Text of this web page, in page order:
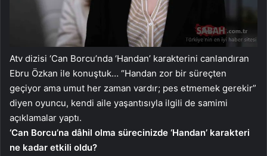
Atv dizisi ‘Can Borcu’nda ‘Handan’ karakterini canlandıran
Ebru Özkan ile konuştuk… “Handan zor bir süreçten
geçiyor ama umut her zaman vardır; pes etmemek gerekir”
diyen oyuncu, kendi aile yaşantısıyla ilgili de samimi
açıklamalar yaptı.
‘Can Borcu’na dâhil olma sürecinizde ‘Handan’ karakteri
ne kadar etkili oldu?